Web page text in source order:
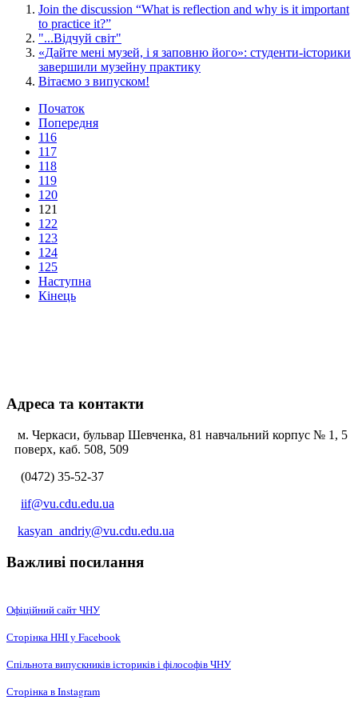
Join the discussion “What is reflection and why is it important
to practice it?”
"...Відчуй світ"
«Дайте мені музей, і я заповню його»: студенти-історики
завершили музейну практику
Вітаємо з випуском!
Початок
Попередня
116
117
118
119
120
121
122
123
124
125
Наступна
Кінець
Адреса та контакти
м. Черкаси, бульвар Шевченка, 81 навчальний корпус № 1, 5
поверх, каб. 508, 509
(0472) 35-52-37
iif@vu.cdu.edu.ua
kasyan_andriy@vu.cdu.edu.ua
Важливі посилання
Офіційний сайт ЧНУ
Сторінка ННІ у Facebook
Спільнота випускників істориків і філософів ЧНУ
Сторінка в Instagram